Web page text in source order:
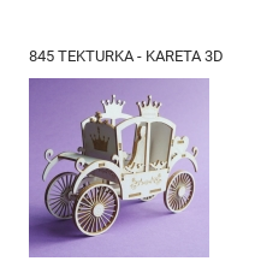
845 TEKTURKA - KARETA 3D